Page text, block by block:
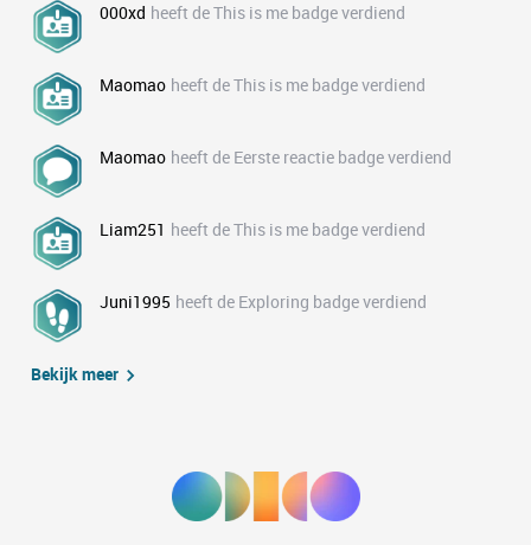
000xd heeft de This is me badge verdiend
Maomao heeft de This is me badge verdiend
Maomao heeft de Eerste reactie badge verdiend
Liam251 heeft de This is me badge verdiend
Juni1995 heeft de Exploring badge verdiend
Bekijk meer